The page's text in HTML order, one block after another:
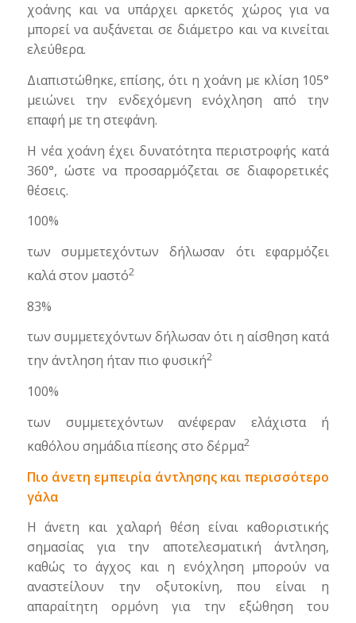
χοάνης και να υπάρχει αρκετός χώρος για να
μπορεί να αυξάνεται σε διάμετρο και να κινείται
ελεύθερα.
Διαπιστώθηκε, επίσης, ότι η χοάνη με κλίση 105°
μειώνει την ενδεχόμενη ενόχληση από την
επαφή με τη στεφάνη.
Η νέα χοάνη έχει δυνατότητα περιστροφής κατά
360°, ώστε να προσαρμόζεται σε διαφορετικές
θέσεις.
100%
των συμμετεχόντων δήλωσαν ότι εφαρμόζει
καλά στον μαστό2
83%
των συμμετεχόντων δήλωσαν ότι η αίσθηση κατά
την άντληση ήταν πιο φυσική2
100%
των συμμετεχόντων ανέφεραν ελάχιστα ή
καθόλου σημάδια πίεσης στο δέρμα2
Πιο άνετη εμπειρία άντλησης και περισσότερο
γάλα
Η άνετη και χαλαρή θέση είναι καθοριστικής
σημασίας για την αποτελεσματική άντληση,
καθώς το άγχος και η ενόχληση μπορούν να
αναστείλουν την οξυτοκίνη, που είναι η
απαραίτητη ορμόνη για την εξώθηση του